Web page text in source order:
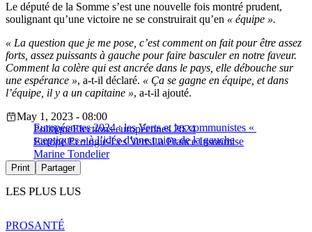
Le député de la Somme s’est une nouvelle fois montré prudent,
soulignant qu’une victoire ne se construirait qu’en « équipe ».
« La question que je me pose, c’est comment on fait pour être assez
forts, assez puissants à gauche pour faire basculer en notre faveur.
Comment la colère qui est ancrée dans le pays, elle débouche sur
une espérance », a-t-il déclaré. « Ça se gagne en équipe, et dans
l’équipe, il y a un capitaine », a-t-il ajouté.
Européennes 2024 : les Verts et les communistes «
sceptiques » à l’idée d’une union de la gauche
May 1, 2023 - 08:00
PolitiqueElections européennes 2024
Europe Ecologie-Les VertsLa France Insoumise
Marine Tondelier
Print Partager
LES PLUS LUS
PROSANTÉ